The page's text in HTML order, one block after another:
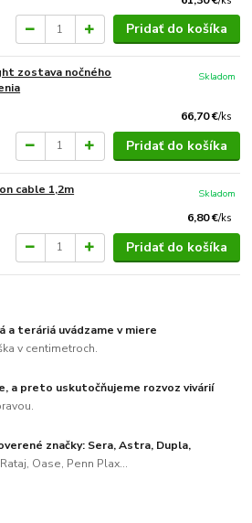
Pridať do košíka
zostava nočného
66,70 €/ks
Skladom
Pridať do košíka
cable 1,2m
6,80 €/ks
Skladom
Pridať do košíka
a teráriá uvádzame v miere
v centimetroch.
a preto uskutočňujeme rozvoz vivárií
značky: Sera, Astra, Dupla,
Oase, Penn Plax...